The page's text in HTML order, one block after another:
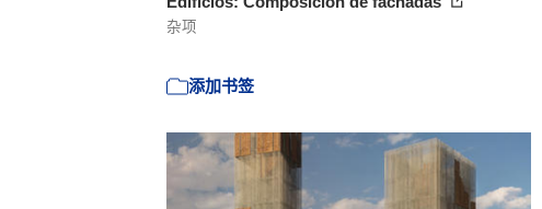
杂项
添加书签